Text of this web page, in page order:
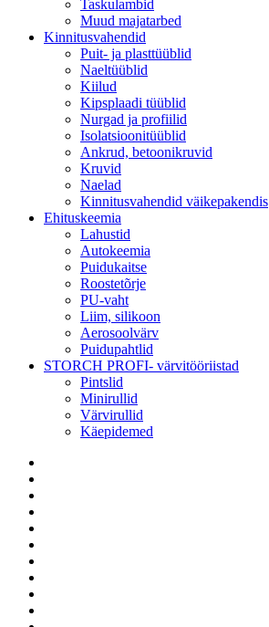
Taskulambid
Muud majatarbed
Kinnitusvahendid
Puit- ja plasttüüblid
Naeltüüblid
Kiilud
Kipsplaadi tüüblid
Nurgad ja profiilid
Isolatsioonitüüblid
Ankrud, betoonikruvid
Kruvid
Naelad
Kinnitusvahendid väikepakendis
Ehituskeemia
Lahustid
Autokeemia
Puidukaitse
Roostetõrje
PU-vaht
Liim, silikoon
Aerosoolvärv
Puidupahtlid
STORCH PROFI- värvitööriistad
Pintslid
Minirullid
Värvirullid
Käepidemed